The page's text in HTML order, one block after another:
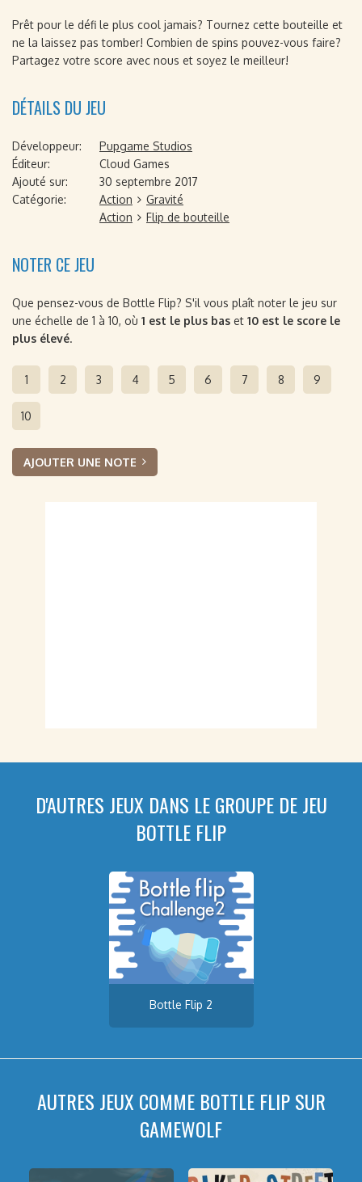
Prêt pour le défi le plus cool jamais? Tournez cette bouteille et
ne la laissez pas tomber! Combien de spins pouvez-vous faire?
Partagez votre score avec nous et soyez le meilleur!
DÉTAILS DU JEU
Développeur:
Pupgame Studios
Éditeur:
Cloud Games
Ajouté sur:
30 septembre 2017
Catégorie:
Action
Gravité
Action
Flip de bouteille
NOTER CE JEU
Que pensez-vous de Bottle Flip? S'il vous plaît noter le jeu sur
une échelle de 1 à 10, où 1 est le plus bas et 10 est le score le
plus élevé.
1 2 3 4 5 6 7 8 9
10
AJOUTER UNE NOTE
D'AUTRES JEUX DANS LE GROUPE DE JEU
BOTTLE FLIP
Bottle Flip 2
AUTRES JEUX COMME BOTTLE FLIP SUR
GAMEWOLF